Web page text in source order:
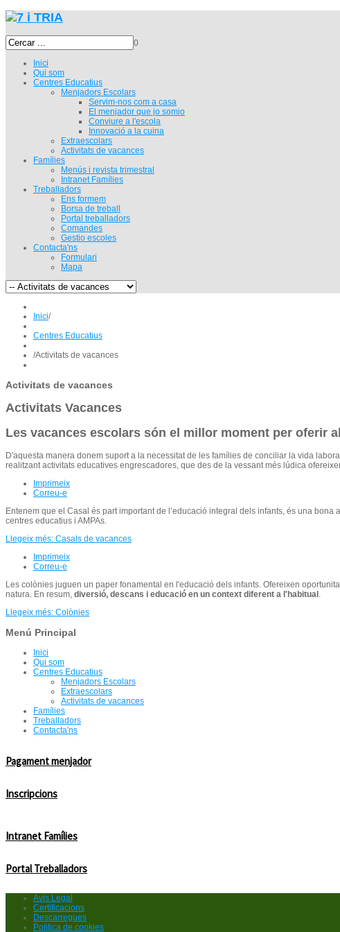
0
Inici
Qui som
Centres Educatius
Menjadors Escolars
Servim-nos com a casa
El menjador que jo somio
Conviure a l'escola
Innovació a la cuina
Extraescolars
Activitats de vacances
Famílies
Menús i revista trimestral
Intranet Famílies
Treballadors
Ens formem
Borsa de treball
Portal treballadors
Comandes
Gestio escoles
Contacta'ns
Formulari
Mapa
Inici/
Centres Educatius
/Activitats de vacances
Activitats de vacances
Activitats Vacances
Les vacances escolars són el millor moment per oferir
D'aquesta manera donem suport a la necessitat de les famílies de conciliar la vida
realitzant activitats educatives engrescadores, que des de la vessant més lúdica
Imprimeix
Correu-e
Entenem que el Casal és part important de l’educació integral dels infants, és una
centres educatius i AMPAs.
Llegeix més: Casals de vacances
Imprimeix
Correu-e
Les colònies juguen un paper fonamental en l'educació dels infants. Ofereixen
natura. En resum, diversió, descans i educació en un context diferent a l'habitual
Llegeix més: Colònies
Menú Principal
Inici
Qui som
Centres Educatius
Menjadors Escolars
Extraescolars
Activitats de vacances
Famílies
Treballadors
Contacta'ns
Pagament menjador
Inscripcions
Intranet Famílies
Portal Treballadors
Avis Legal
Certificacions
Descarregues
Politica de cookies